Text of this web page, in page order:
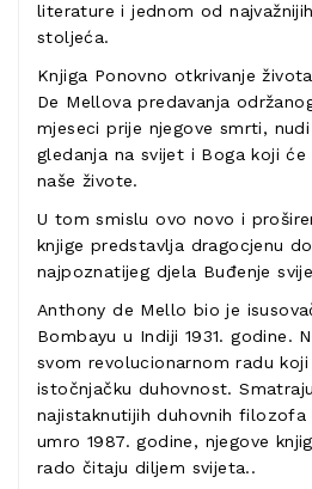
literature i jednom od
stoljeća.
Knjiga Ponovno otkrivanje
De Mellova predavanja
mjeseci prije njegove smrti,
gledanja na svijet i Boga koji
naše živote.
U tom smislu ovo novo i
knjige predstavlja dragocjenu
najpoznatijeg djela Buđenje
Anthony de Mello bio je
Bombayu u Indiji 1931. godine.
svom revolucionarnom radu
istočnjačku duhovnost.
najistaknutijih duhovnih
umro 1987. godine, njegove
rado čitaju diljem svijeta..